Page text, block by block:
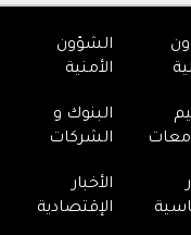
الشؤون
الأمنية
البنوك و
الشركات
الأخبار
الإقتصادية